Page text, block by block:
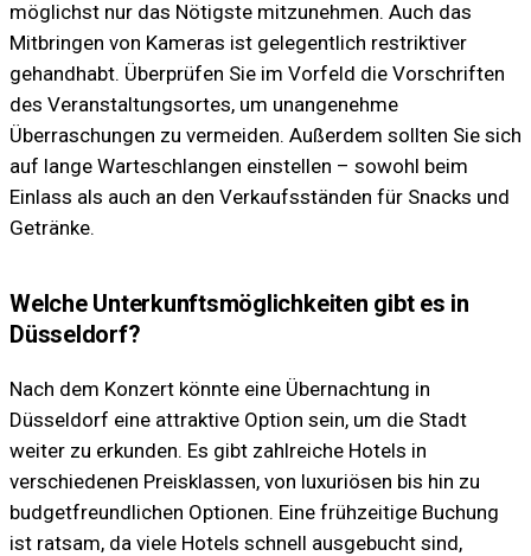
möglichst nur das Nötigste mitzunehmen. Auch das
Mitbringen von Kameras ist gelegentlich restriktiver
gehandhabt. Überprüfen Sie im Vorfeld die Vorschriften
des Veranstaltungsortes, um unangenehme
Überraschungen zu vermeiden. Außerdem sollten Sie sich
auf lange Warteschlangen einstellen – sowohl beim
Einlass als auch an den Verkaufsständen für Snacks und
Getränke.
Welche Unterkunftsmöglichkeiten gibt es in
Düsseldorf?
Nach dem Konzert könnte eine Übernachtung in
Düsseldorf eine attraktive Option sein, um die Stadt
weiter zu erkunden. Es gibt zahlreiche Hotels in
verschiedenen Preisklassen, von luxuriösen bis hin zu
budgetfreundlichen Optionen. Eine frühzeitige Buchung
ist ratsam, da viele Hotels schnell ausgebucht sind,